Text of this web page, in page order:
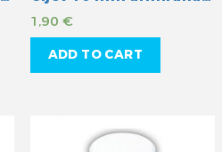
1,90 €
ADD TO CART